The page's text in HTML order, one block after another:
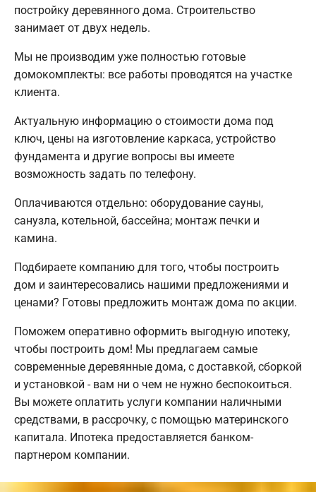
постройку деревянного дома. Строительство
занимает от двух недель.
Мы не производим уже полностью готовые
домокомплекты: все работы проводятся на участке
клиента.
Актуальную информацию о стоимости дома под
ключ, цены на изготовление каркаса, устройство
фундамента и другие вопросы вы имеете
возможность задать по телефону.
Оплачиваются отдельно: оборудование сауны,
санузла, котельной, бассейна; монтаж печки и
камина.
Подбираете компанию для того, чтобы построить
дом и заинтересовались нашими предложениями и
ценами? Готовы предложить монтаж дома по акции.
Поможем оперативно оформить выгодную ипотеку,
чтобы построить дом! Мы предлагаем самые
современные деревянные дома, с доставкой, сборкой
и установкой - вам ни о чем не нужно беспокоиться.
Вы можете оплатить услуги компании наличными
средствами, в рассрочку, с помощью материнского
капитала. Ипотека предоставляется банком-
партнером компании.